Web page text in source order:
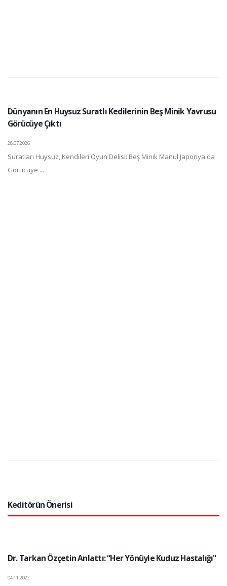
Dünyanın En Huysuz Suratlı Kedilerinin Beş Minik Yavrusu
Görücüye Çıktı
28.07.2026
Suratları Huysuz, Kendileri Oyun Delisi: Beş Minik Manul Japonya'da
Görücüye ...
Keditörün Önerisi
Dr. Tarkan Özçetin Anlattı: “Her Yönüyle Kuduz Hastalığı"
04.11.2022